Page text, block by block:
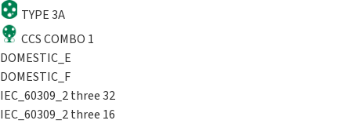
TYPE 3A
CCS COMBO 1
DOMESTIC_E
DOMESTIC_F
IEC_60309_2 three 32
IEC_60309_2 three 16